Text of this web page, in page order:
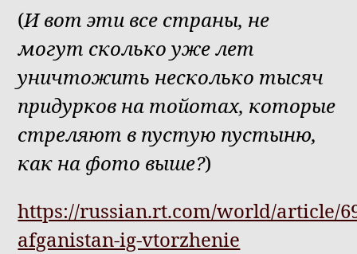
(И вот эти все страны, не
могут сколько уже лет
уничтожить несколько тысяч
придурков на тойотах, которые
стреляют в пустую пустыню,
как на фото выше?)
https://russian.rt.com/world/article/
afganistan-ig-vtorzhenie